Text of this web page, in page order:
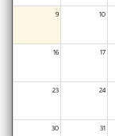
9 10
16 17
23 24
30 31